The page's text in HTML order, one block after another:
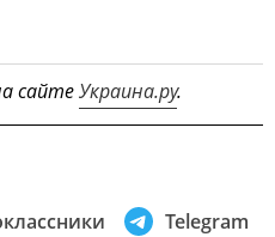
сайтеУкраина.ру.
Telegram